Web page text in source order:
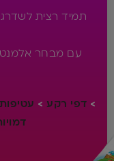
תמיד רצית
עם מבחר
> דפי רקע >